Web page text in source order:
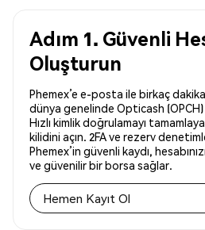
Adım 1. Güvenli
Oluşturun
Phemex’e e-posta ile birkaç
dünya genelinde Opticash
Hızlı kimlik doğrulamayı
kilidini açın. 2FA ve rezerv
Phemex’in güvenli kaydı,
ve güvenilir bir borsa sağlar.
Hemen Kayıt Ol